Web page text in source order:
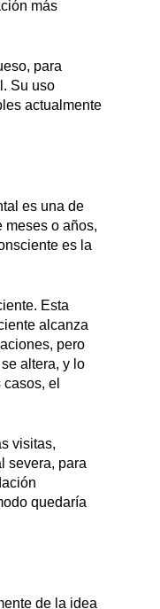
más
para
Su uso
actualmente
es una de
meses o años,
es la
Esta
alcanza
pero
altera, y lo
el
visitas,
severa, para
quedaría
de la idea